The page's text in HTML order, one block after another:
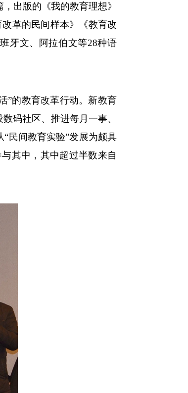
出版的《我的教育理想》
革的民间样本》《教育改
牙文、阿拉伯文等28种语
”的教育改革行动。新教育
码社区、推进每月一事、
民间教育实验”发展为颇具
其中，其中超过半数来自